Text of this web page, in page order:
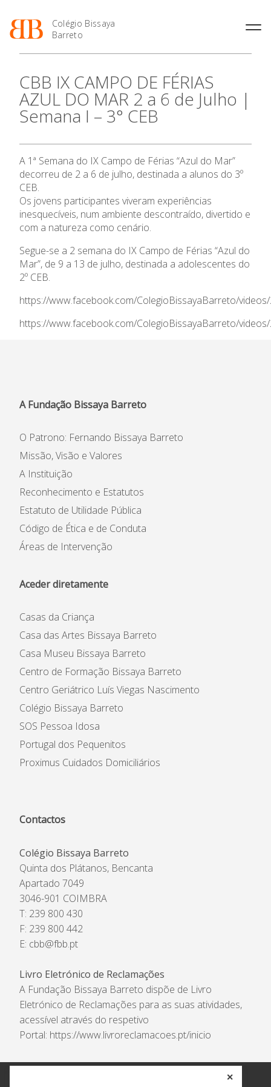
✕
Colégio Bissaya
Barreto
Projeto Educativo
Organização
Colaboradores Docentes
Instalações
Ofertas de emprego
Regulamentos
Jornal “O Coreto”
Oferta Formativa
Enriquecimento Curricular
Oferta Curricular
Atividades Extracurriculares
Atividades de Interrupção
Letiva
Academia de LínguasEnsino Profissional
Profissionais
Matrículas
Horários e Manuais
Termalismo
Curso de Técnico/a de Apoio
à Família e à Comunidade
Ofertas de Emprego
Ano Letivo
2027
Calendários
Portal do Professor
de Educação
SIGE
Secretariado de Exames
Admissão
APEE
CBB IX CAMPO DE FÉRIAS
AZUL DO MAR 2 a 6 de Julho |
Semana I – 3° CEB
A 1ª Semana do IX Campo de Férias “Azul do Mar”
decorreu de 2 a 6 de julho, destinada a alunos do 3º
CEB.
Os jovens participantes viveram experiências
inesquecíveis, num ambiente descontraído, divertido e
com a natureza como cenário.
Segue-se a 2 semana do IX Campo de Férias “Azul do
Mar”, de 9 a 13 de julho, destinada a adolescentes do
2º CEB.
https://www.facebook.com/ColegioBissayaBarreto/
https://www.facebook.com/ColegioBissayaBarreto/
A Fundação Bissaya Barreto
O Patrono: Fernando Bissaya Barreto
Missão, Visão e Valores
A Instituição
Reconhecimento e Estatutos
Estatuto de Utilidade Pública
Código de Ética e de Conduta
Áreas de Intervenção
Aceder diretamente
Casas da Criança
Casa das Artes Bissaya Barreto
Casa Museu Bissaya Barreto
Centro de Formação Bissaya Barreto
Centro Geriátrico Luís Viegas Nascimento
Colégio Bissaya Barreto
SOS Pessoa Idosa
Portugal dos Pequenitos
Proximus Cuidados Domiciliários
Contactos
Colégio Bissaya Barreto
Quinta dos Plátanos, Bencanta
Apartado 7049
3046-901 COIMBRA
T: 239 800 430
F: 239 800 442
E: cbb@fbb.pt
Livro Eletrónico de Reclamações
A Fundação Bissaya Barreto dispõe de Livro
Eletrónico de Reclamações para as suas atividades,
acessível através do respetivo
Portal: https://www.livroreclamacoes.pt/inicio